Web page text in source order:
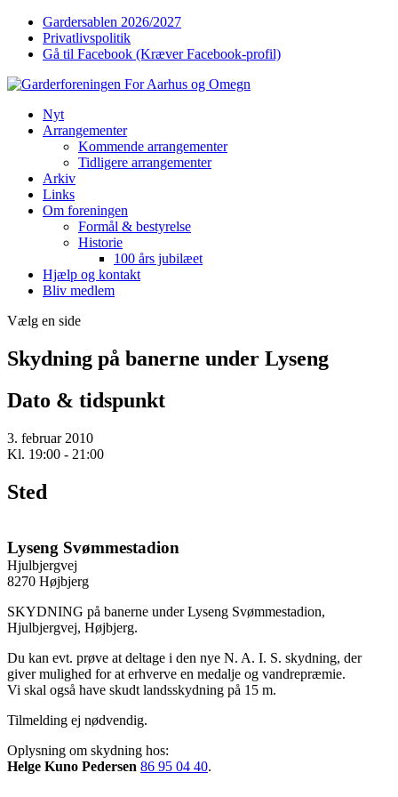
Gardersablen 2026/2027
Privatlivspolitik
Gå til Facebook (Kræver Facebook-profil)
Nyt
Arrangementer
Kommende arrangementer
Tidligere arrangementer
Arkiv
Links
Om foreningen
Formål & bestyrelse
Historie
100 års jubilæet
Hjælp og kontakt
Bliv medlem
Vælg en side
Skydning på banerne under Lyseng
Dato & tidspunkt
3. februar 2010
Kl. 19:00 - 21:00
Sted
Lyseng Svømmestadion
Hjulbjergvej
8270 Højbjerg
SKYDNING på banerne under Lyseng Svømmestadion,
Hjulbjergvej, Højbjerg.
Du kan evt. prøve at deltage i den nye N. A. I. S. skydning, der
giver mulighed for at erhverve en medalje og vandrepræmie.
Vi skal også have skudt landsskydning på 15 m.
Tilmelding ej nødvendig.
Oplysning om skydning hos:
Helge Kuno Pedersen 86 95 04 40.